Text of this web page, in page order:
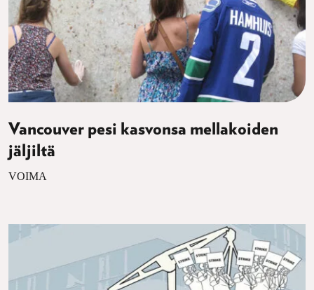
Vancouver pesi kasvonsa mellakoiden
jäljiltä
VOIMA